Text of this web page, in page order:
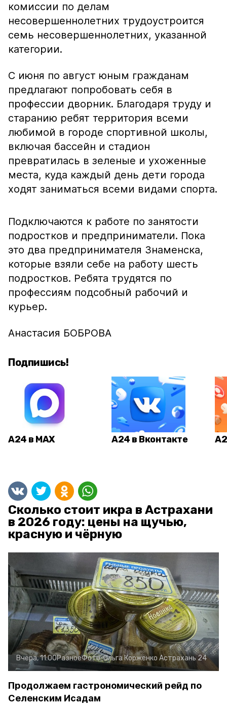
комиссии по делам
несовершеннолетних трудоустроится
семь несовершеннолетних, указанной
категории.
С июня по август юным гражданам
предлагают попробовать себя в
профессии дворник. Благодаря труду и
старанию ребят территория всеми
любимой в городе спортивной школы,
включая бассейн и стадион
превратилась в зеленые и ухоженные
места, куда каждый день дети города
ходят заниматься всеми видами спорта.
Подключаются к работе по занятости
подростков и предприниматели. Пока
это два предпринимателя Знаменска,
которые взяли себе на работу шесть
подростков. Ребята трудятся по
профессиям подсобный рабочий и
курьер.
Анастасия БОБРОВА
Подпишись!
А24 в MAX А24 в Вконтакте
Сколько стоит икра в Астрахани
в 2026 году: цены на щучью,
красную и чёрную
Вчера, 11:00РазноеФото:Ольга Корженко Астрахань 24
Продолжаем гастрономический рейд по
Селенским Исадам